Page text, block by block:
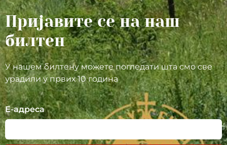
Пријавите се на наш
билтен
У нашем билтену можете погледати шта смо све
урадили у првих 10 година
Е-адреса